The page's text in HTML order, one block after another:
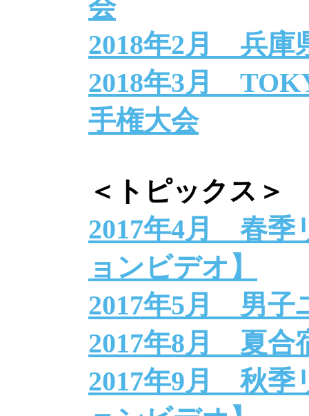
会
2018年2月 兵庫
2018年3月
手権大会
＜トピックス＞
2017年4月 春季
ョンビデオ】
2017年5月 男子
2017年8月 夏合
2017年9月 秋季